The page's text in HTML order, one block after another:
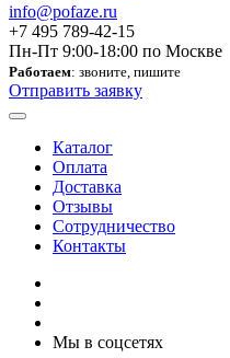
info@pofaze.ru
+7 495 789-42-15
Пн-Пт 9:00-18:00 по Москве
Работаем: звоните, пишите
Отправить заявку
Каталог
Оплата
Доставка
Отзывы
Сотрудничество
Контакты
Мы в соцсетях